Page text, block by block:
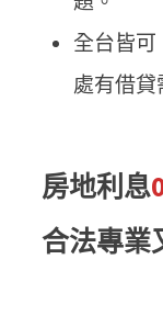
全台皆
處有借貸
房地利息
合法專業